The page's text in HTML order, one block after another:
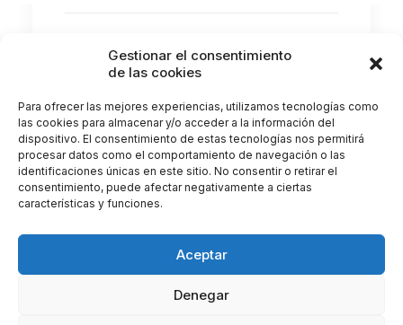
Gestionar el consentimiento
de las cookies
Para ofrecer las mejores experiencias, utilizamos tecnologías como
las cookies para almacenar y/o acceder a la información del
dispositivo. El consentimiento de estas tecnologías nos permitirá
procesar datos como el comportamiento de navegación o las
identificaciones únicas en este sitio. No consentir o retirar el
consentimiento, puede afectar negativamente a ciertas
características y funciones.
Aceptar
Denegar